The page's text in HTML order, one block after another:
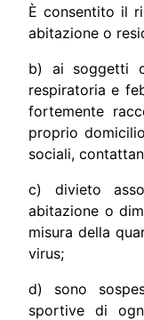
È consentito il
abitazione o
b) ai soggetti
respiratoria e
fortemente
proprio
sociali,
c) divieto
abitazione o
misura della
virus;
d) sono
sportive di